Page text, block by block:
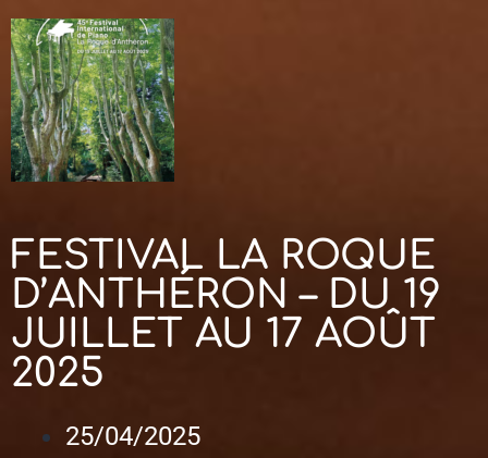
FESTIVAL LA ROQUE
D’ANTHÉRON – DU 19
JUILLET AU 17 AOÛT
2025
25/04/2025